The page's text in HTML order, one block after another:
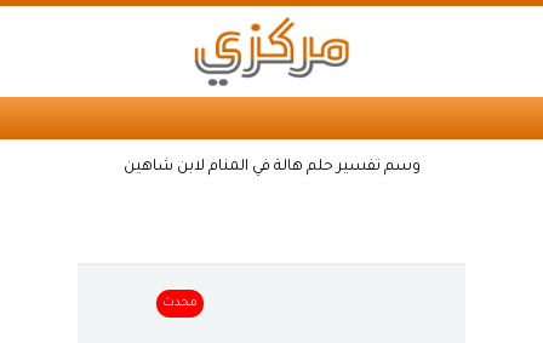
وسم تفسير حلم هالة في المنام لابن شاهين
محدث